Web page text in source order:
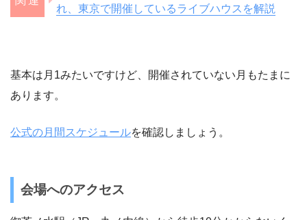
れ、東京で開催しているライブハウスを解説
基本は月1みたいですけど、開催されていない月もたまに
あります。
公式の月間スケジュールを確認しましょう。
会場へのアクセス